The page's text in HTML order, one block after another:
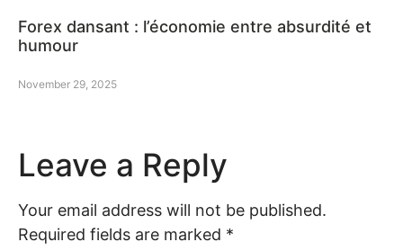
Forex dansant : l’économie entre absurdité et
humour
November 29, 2025
Leave a Reply
Your email address will not be published.
Required fields are marked *